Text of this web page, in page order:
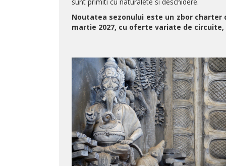
Noutatea sezonului este un zbor charter
martie 2027, cu oferte variate de